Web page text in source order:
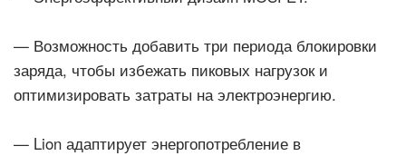
— Возможность добавить три периода блокировки
заряда, чтобы избежать пиковых нагрузок и
оптимизировать затраты на электроэнергию.
— Lion адаптирует энергопотребление в